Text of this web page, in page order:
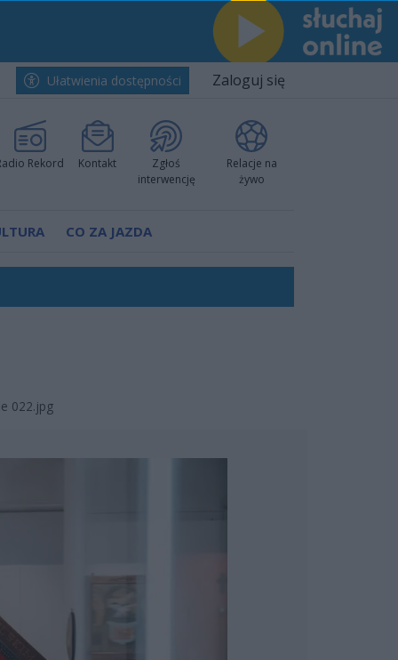
Ułatwienia dostępności Zaloguj się
Rekord Kontakt
Zgłoś
interwencję
Relacje na
żywo
CO ZA JAZDA
022.jpg